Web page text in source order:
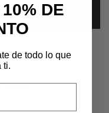
10% DE
de todo lo que
ti.